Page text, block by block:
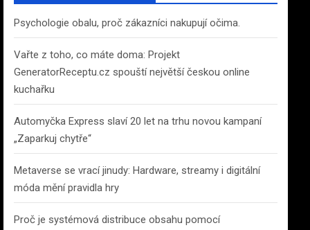
Psychologie obalu, proč zákazníci nakupují očima.
Vařte z toho, co máte doma: Projekt
GeneratorReceptu.cz spouští největší českou online
kuchařku
Automyčka Express slaví 20 let na trhu novou kampaní
„Zaparkuj chytře“
Metaverse se vrací jinudy: Hardware, streamy i digitální
móda mění pravidla hry
Proč je systémová distribuce obsahu pomocí